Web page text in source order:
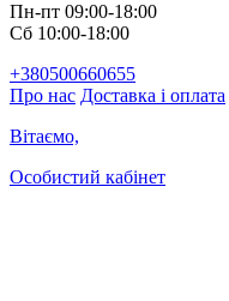
Пн-пт 09:00-18:00
Сб 10:00-18:00
+380500660655
Про нас Доставка і оплата
Вітаємо,
Особистий кабінет